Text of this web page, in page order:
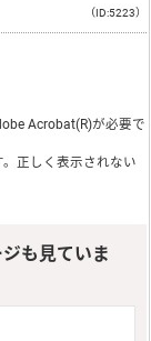
（ID:5223）
Acrobat(R)が必要で
。正しく表示されない
も見ていま